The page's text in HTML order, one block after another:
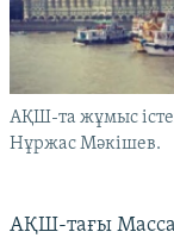
АҚШ-та жұмыс
Нұржас Мәкішев.
АҚШ-тағы